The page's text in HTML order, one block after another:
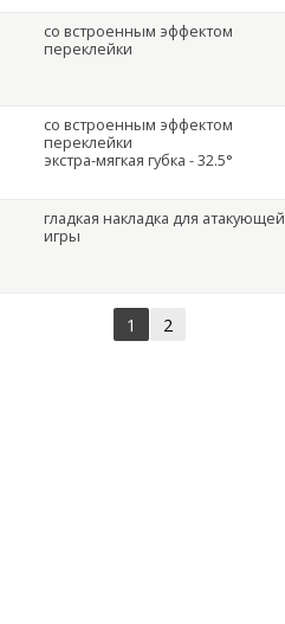
со встроенным эффектом
переклейки
со встроенным эффектом
переклейки
экстра-мягкая губка - 32.5°
гладкая накладка для атакующей
игры
1 2